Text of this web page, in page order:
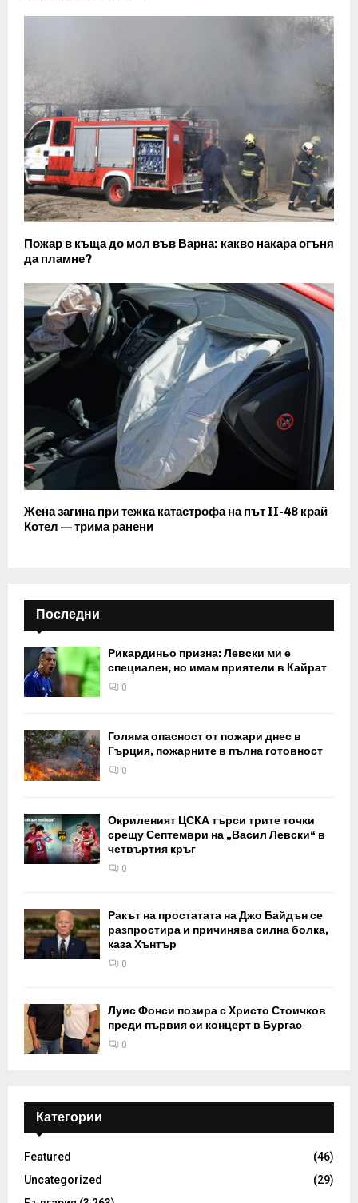
Пожар в къща до мол във Варна: какво накара огъня
да пламне?
Жена загина при тежка катастрофа на път II-48 край
Котел — трима ранени
Последни
Рикардиньо призна: Левски ми е
специален, но имам приятели в Кайрат
0
Голяма опасност от пожари днес в
Гърция, пожарните в пълна готовност
0
Окриленият ЦСКА търси трите точки
срещу Септември на „Васил Левски“ в
четвъртия кръг
0
Ракът на простатата на Джо Байдън се
разпростира и причинява силна болка,
каза Хънтър
0
Луис Фонси позира с Христо Стоичков
преди първия си концерт в Бургас
0
Категории
Featured
(46)
Uncategorized
(29)